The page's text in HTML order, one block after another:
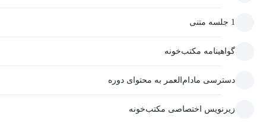
1 جلسه متنی
گواهینامه مکتب‌خونه
دسترسی مادام‌العمر به محتوای دوره
زیرنویس اختصاصی مکتب‌خونه